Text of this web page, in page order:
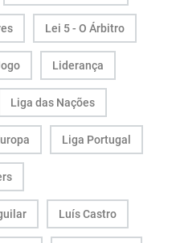
Lei 5 - O Árbitro
Liderança
Liga das Nações
Liga Portugal
Luís Castro